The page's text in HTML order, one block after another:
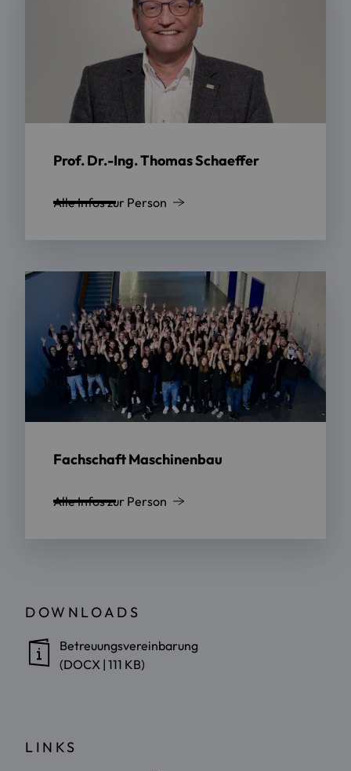
Prof. Dr.-Ing. Thomas Schaeffer
Alle Infos zur Person
Fachschaft Maschinenbau
Alle Infos zur Person
DOWNLOADS
Betreuungsvereinbarung
(DOCX | 111 KB)
LINKS